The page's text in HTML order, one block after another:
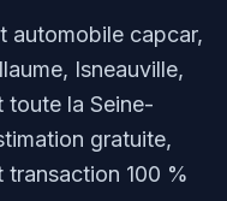
automobile capcar,
Isneauville,
toute la Seine-
gratuite,
100 %